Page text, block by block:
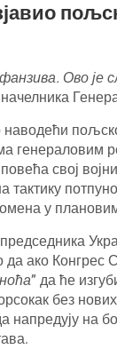
Ово је
генераловим
свој
тактику
у
ако Конгрес
” да ће
без
напредују на